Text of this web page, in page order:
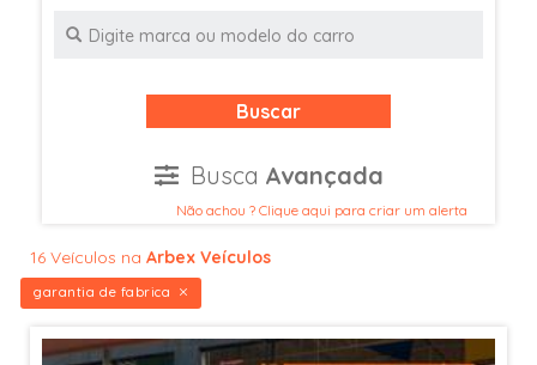
Buscar
Busca Avançada
Não achou ? Clique aqui para criar um alerta
16 Veículos na Arbex Veículos
garantia de fabrica